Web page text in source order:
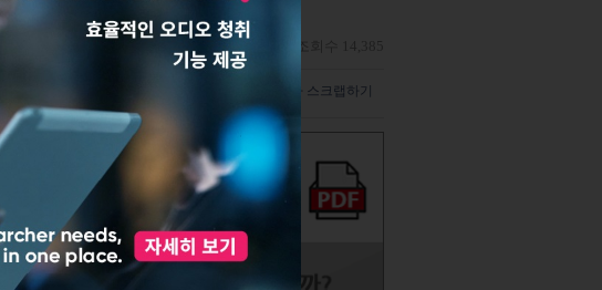
2016년12월28일
해당 기사 스크랩하기